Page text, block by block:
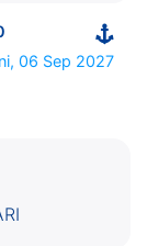
06 Sep 2027